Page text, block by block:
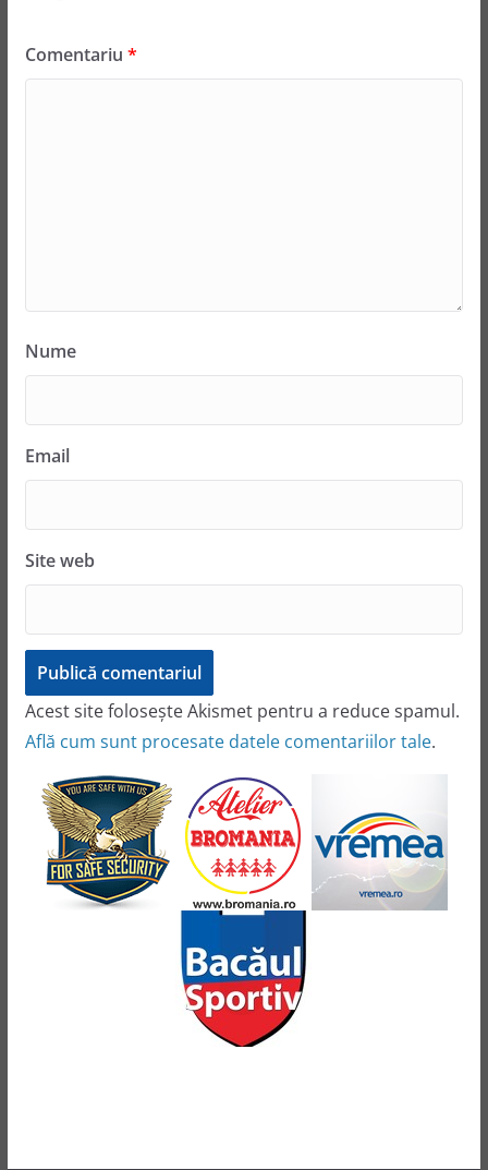
Comentariu *
Nume
Email
Site web
Acest site folosește Akismet pentru a reduce spamul.
Află cum sunt procesate datele comentariilor tale.